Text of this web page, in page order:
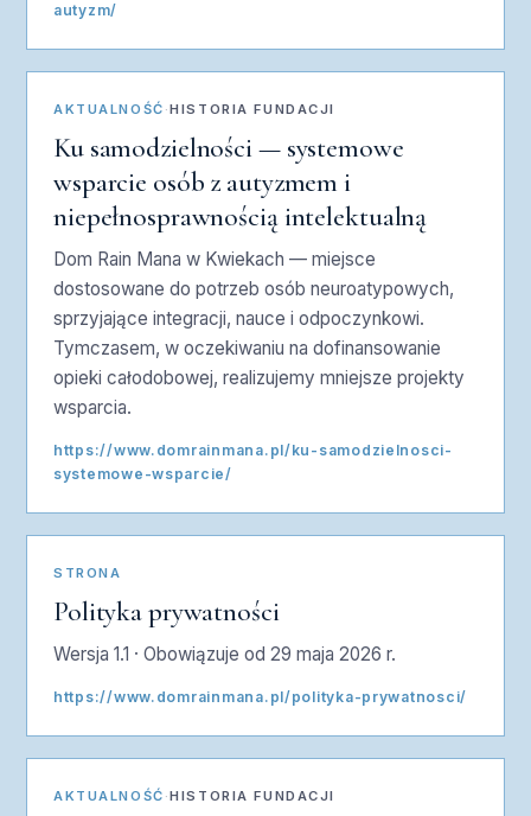
autyzm/
AKTUALNOŚĆ ·HISTORIA FUNDACJI
Ku samodzielności — systemowe
wsparcie osób z autyzmem i
niepełnosprawnością intelektualną
Dom Rain Mana w Kwiekach — miejsce
dostosowane do potrzeb osób neuroatypowych,
sprzyjające integracji, nauce i odpoczynkowi.
Tymczasem, w oczekiwaniu na dofinansowanie
opieki całodobowej, realizujemy mniejsze projekty
wsparcia.
https://www.domrainmana.pl/ku-samodzielnosci-
systemowe-wsparcie/
STRONA
Polityka prywatności
Wersja 1.1 · Obowiązuje od 29 maja 2026 r.
https://www.domrainmana.pl/polityka-prywatnosci/
AKTUALNOŚĆ ·HISTORIA FUNDACJI